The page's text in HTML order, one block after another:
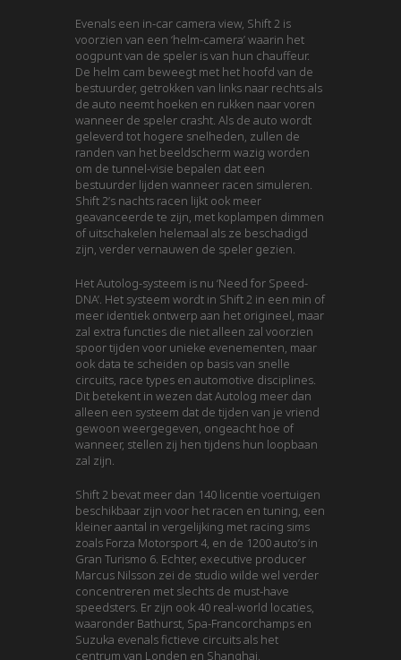
Evenals een in-car camera view, Shift 2 is
voorzien van een ‘helm-camera’ waarin het
oogpunt van de speler is van hun chauffeur.
De helm cam beweegt met het hoofd van de
bestuurder, getrokken van links naar rechts als
de auto neemt hoeken en rukken naar voren
wanneer de speler crasht. Als de auto wordt
geleverd tot hogere snelheden, zullen de
randen van het beeldscherm wazig worden
om de tunnel-visie bepalen dat een
bestuurder lijden wanneer racen simuleren.
Shift 2’s nachts racen lijkt ook meer
geavanceerde te zijn, met koplampen dimmen
of uitschakelen helemaal als ze beschadigd
zijn, verder vernauwen de speler gezien.
Het Autolog-systeem is nu ‘Need for Speed-
DNA’. Het systeem wordt in Shift 2 in een min of
meer identiek ontwerp aan het origineel, maar
zal extra functies die niet alleen zal voorzien
spoor tijden voor unieke evenementen, maar
ook data te scheiden op basis van snelle
circuits, race types en automotive disciplines.
Dit betekent in wezen dat Autolog meer dan
alleen een systeem dat de tijden van je vriend
gewoon weergegeven, ongeacht hoe of
wanneer, stellen zij hen tijdens hun loopbaan
zal zijn.
Shift 2 bevat meer dan 140 licentie voertuigen
beschikbaar zijn voor het racen en tuning, een
kleiner aantal in vergelijking met racing sims
zoals Forza Motorsport 4, en de 1200 auto’s in
Gran Turismo 6. Echter, executive producer
Marcus Nilsson zei de studio wilde wel verder
concentreren met slechts de must-have
speedsters. Er zijn ook 40 real-world locaties,
waaronder Bathurst, Spa-Francorchamps en
Suzuka evenals fictieve circuits als het
centrum van Londen en Shanghai.